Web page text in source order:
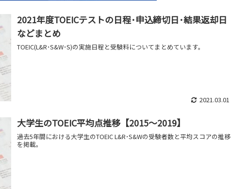
2021年度TOEICテストの日程･申込締切日･結果返却日
などまとめ
TOEIC(L&R･S&W･S)の実施日程と受験料についてまとめています。
2021.03.01
大学生のTOEIC平均点推移【2015～2019】
過去5年間における大学生のTOEIC L&R･S&Wの受験者数と平均スコアの推移
を掲載。